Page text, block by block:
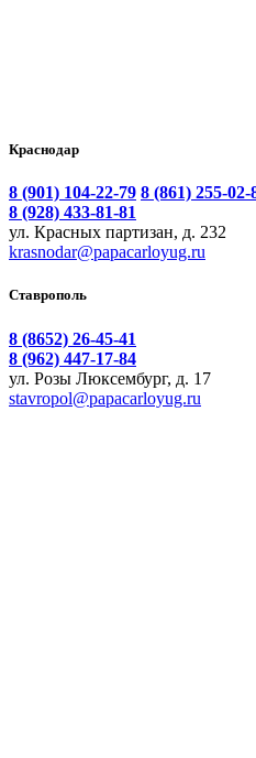
Краснодар
8 (901) 104-22-79 8 (861) 255-02-
8 (928) 433-81-81
ул. Красных партизан, д. 232
krasnodar@papacarloyug.ru
Ставрополь
8 (8652) 26-45-41
8 (962) 447-17-84
ул. Розы Люксембург, д. 17
stavropol@papacarloyug.ru